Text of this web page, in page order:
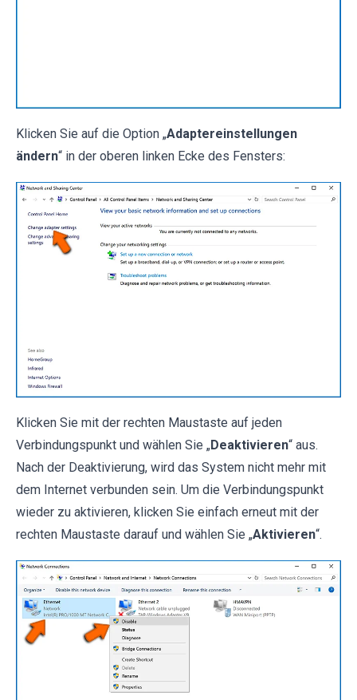
Klicken Sie auf die Option „Adaptereinstellungen
ändern“ in der oberen linken Ecke des Fensters:
Klicken Sie mit der rechten Maustaste auf jeden
Verbindungspunkt und wählen Sie „Deaktivieren“ aus.
Nach der Deaktivierung, wird das System nicht mehr mit
dem Internet verbunden sein. Um die Verbindungspunkt
wieder zu aktivieren, klicken Sie einfach erneut mit der
rechten Maustaste darauf und wählen Sie „Aktivieren“.